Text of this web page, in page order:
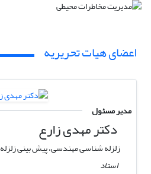
اعضای هیات تحریریه
مدیر مسئول
دکتر مهدی زارع
زلزله شناسی مهندسی، پیش بینی زلزله
استاد